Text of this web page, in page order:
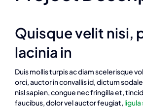
Quisque velit nisi,
lacinia in
Duis mollis turpis ac diam scelerisque
orci, auctor in convallis id, dictum
nisl sapien, congue nec fringilla et,
faucibus, dolor vel auctor feugiat,